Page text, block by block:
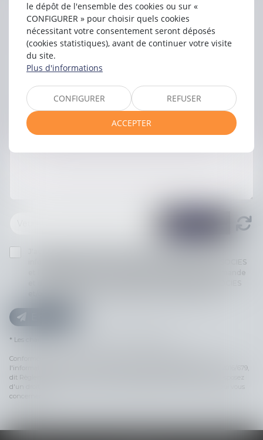
informatiquement par THILL-MINICI-LEVIONNAIS & ASSOCIES
et l'hébergeur du présent site dans le cadre de ma demande
* Les champs suivis d'un astérisque sont obligatoires.
Conformément à la loi n°78-17 du 6 janvier 1978 modifiée relative à
l'informatique, aux fichiers et aux libertés, et au règlement européen 2016/679,
dit Règlement Général sur la Protection des Données (RGPD), vous disposez
d'un droit d'accès, de rectification, de suppression des informations qui vous
concernent.
le dépôt de l'ensemble des cookies ou sur «
CONFIGURER » pour choisir quels cookies
nécessitant votre consentement seront déposés
(cookies statistiques), avant de continuer votre visite
du site.
Plus d'informations
CONFIGURER REFUSER
ACCEPTER